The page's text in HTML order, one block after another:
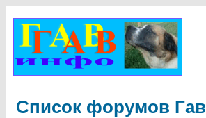
Список форумов